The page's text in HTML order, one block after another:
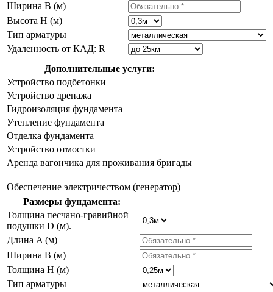
Ширина B (м)
Высота H (м)
Тип арматуры
Удаленность от КАД: R
Дополнительные услуги:
Устройство подбетонки
Устройство дренажа
Гидроизоляция фундамента
Утепление фундамента
Отделка фундамента
Устройство отмостки
Аренда вагончика для проживания бригады
Обеспечение электричеством (генератор)
Размеры фундамента:
Толщина песчано-гравийной
подушки D (м).
Длина A (м)
Ширина B (м)
Толщина H (м)
Тип арматуры